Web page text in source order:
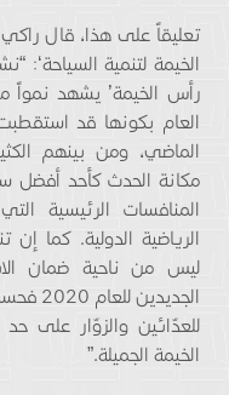
تعليقاً على هذا، قال
الخيمة لتنمية السياحة‘:
رأس الخيمة’ يشهد نمواً
العام بكونها قد
الماضي، ومن بينهم
مكانة الحدث كأحد أفضل
المنافسات الرئيسية
الرياضية الدولية. كما
ليس من ناحية ضمان
للعدّائين والزوّار على
الخيمة الجميلة.”